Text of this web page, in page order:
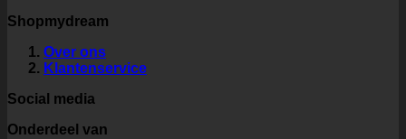
Shopmydream
Over ons
Klantenservice
Social media
Onderdeel van